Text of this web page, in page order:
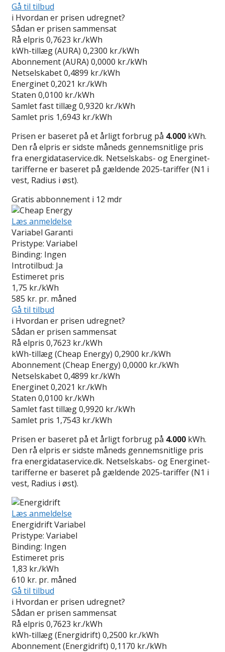
Gå til tilbud
i Hvordan er prisen udregnet?
Sådan er prisen sammensat
Rå elpris 0,7623 kr./kWh
kWh-tillæg (AURA) 0,2300 kr./kWh
Abonnement (AURA) 0,0000 kr./kWh
Netselskabet0,4899 kr./kWh
Energinet0,2021 kr./kWh
Staten 0,0100 kr./kWh
Samlet fast tillæg0,9320 kr./kWh
Samlet pris 1,6943 kr./kWh
Prisen er baseret på et årligt forbrug på 4.000 kWh.
Den rå elpris er sidste måneds gennemsnitlige pris
fra energidataservice.dk. Netselskabs- og Energinet-
tarifferne er baseret på gældende 2025-tariffer (N1 i
vest, Radius i øst).
Gratis abbonnement i 12 mdr
Læs anmeldelse
Variabel Garanti
Pristype: Variabel
Binding: Ingen
Introtilbud: Ja
Estimeret pris
1,75 kr./kWh
585 kr. pr. måned
Gå til tilbud
i Hvordan er prisen udregnet?
Sådan er prisen sammensat
Rå elpris 0,7623 kr./kWh
kWh-tillæg (Cheap Energy) 0,2900 kr./kWh
Abonnement (Cheap Energy) 0,0000 kr./kWh
Netselskabet0,4899 kr./kWh
Energinet0,2021 kr./kWh
Staten 0,0100 kr./kWh
Samlet fast tillæg0,9920 kr./kWh
Samlet pris 1,7543 kr./kWh
Prisen er baseret på et årligt forbrug på 4.000 kWh.
Den rå elpris er sidste måneds gennemsnitlige pris
fra energidataservice.dk. Netselskabs- og Energinet-
tarifferne er baseret på gældende 2025-tariffer (N1 i
vest, Radius i øst).
Læs anmeldelse
Energidrift Variabel
Pristype: Variabel
Binding: Ingen
Estimeret pris
1,83 kr./kWh
610 kr. pr. måned
Gå til tilbud
i Hvordan er prisen udregnet?
Sådan er prisen sammensat
Rå elpris 0,7623 kr./kWh
kWh-tillæg (Energidrift) 0,2500 kr./kWh
Abonnement (Energidrift) 0,1170 kr./kWh